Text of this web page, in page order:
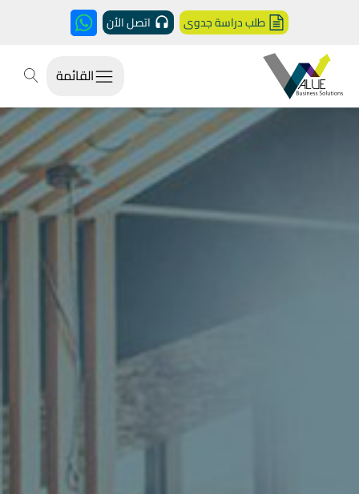
طلب دراسة جدوى اتصل الأن
القائمة